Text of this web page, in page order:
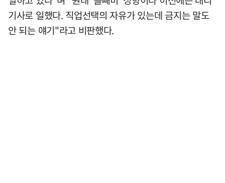
기사로 일했다. 직업선택의 자유가 있는데 금지는 말도
안 되는 얘기"라고 비판했다.